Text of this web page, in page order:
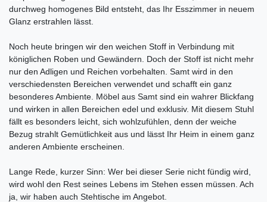
durchweg homogenes Bild entsteht, das Ihr Esszimmer in neuem
Glanz erstrahlen lässt.
Noch heute bringen wir den weichen Stoff in Verbindung mit
königlichen Roben und Gewändern. Doch der Stoff ist nicht mehr
nur den Adligen und Reichen vorbehalten. Samt wird in den
verschiedensten Bereichen verwendet und schafft ein ganz
besonderes Ambiente. Möbel aus Samt sind ein wahrer Blickfang
und wirken in allen Bereichen edel und exklusiv. Mit diesem Stuhl
fällt es besonders leicht, sich wohlzufühlen, denn der weiche
Bezug strahlt Gemütlichkeit aus und lässt Ihr Heim in einem ganz
anderen Ambiente erscheinen.
Lange Rede, kurzer Sinn: Wer bei dieser Serie nicht fündig wird,
wird wohl den Rest seines Lebens im Stehen essen müssen. Ach
ja, wir haben auch Stehtische im Angebot.